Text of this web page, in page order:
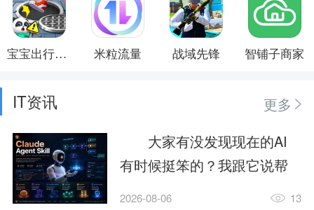
宝宝出行安全 米粒流量 战域先锋 智铺子商家
IT资讯
更多
大家有没发现现在的AI
有时候挺笨的？我跟它说帮
我订个明天早上的闹钟，它
2026-08-06 13